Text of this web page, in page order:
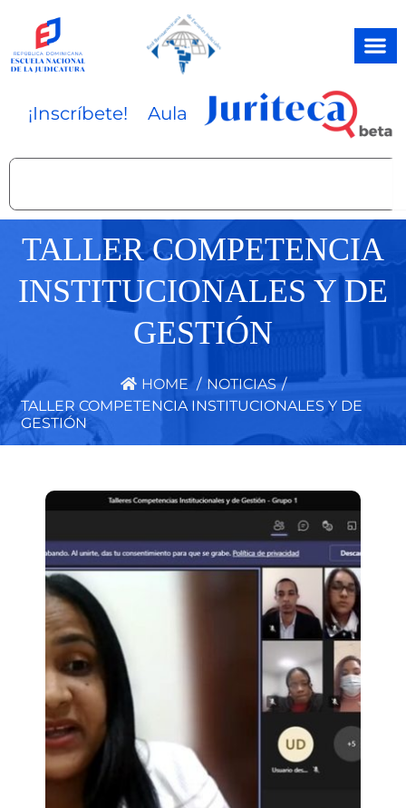
contenido
¡Inscríbete! Aula
Search
TALLER COMPETENCIA
INSTITUCIONALES Y DE
GESTIÓN
HOME / NOTICIAS /
TALLER COMPETENCIA INSTITUCIONALES Y DE
GESTIÓN